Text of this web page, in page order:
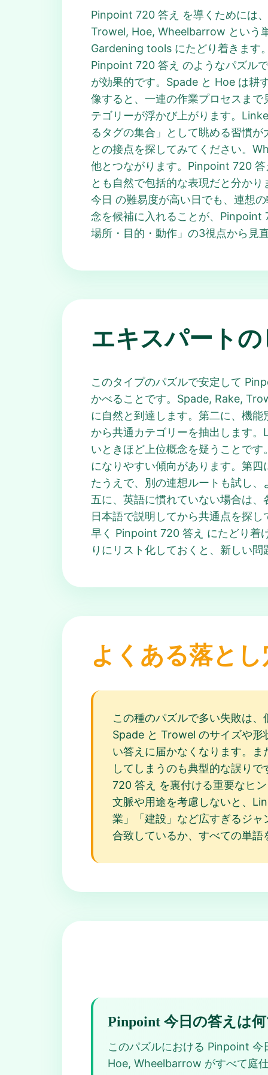
Pinpoint 720 答え を導くためには
Trowel, Hoe, Wheelbarrow という
Gardening tools にたどり着きます
Pinpoint 720 答え のようなパズル
が効果的です。Spade と Hoe は耕
像すると、一連の作業プロセスま
テゴリーが浮かび上がります。
るタグの集合」として眺める習慣
との接点を探してみてください。
他とつながります。Pinpoint 720
とも自然で包括的な表現だと分か
今日 の難易度が高い日でも、連想
念を候補に入れることが、Pinpoint
場所・目的・動作」の3視点から見
エキスパート
このタイプのパズルで安定して
かべることです。Spade, Rake,
に自然と到達します。第二に、機
から共通カテゴリーを抽出します
いときほど上位概念を疑うことで
になりやすい傾向があります。第
たうえで、別の連想ルートも試し
五に、英語に慣れていない場合は
日本語で説明してから共通点を探
早く Pinpoint 720 答え にたどり着
りにリスト化しておくと、新しい
よくある落とし
この種のパズルで多い失敗は
Spade と Trowel のサイズや
い答えに届かなくなります。
してしまうのも典型的な誤り
720 答え を裏付ける重要なヒ
文脈や用途を考慮しないと、
業」「建設」など広すぎるジ
合致しているか、すべての単
Pinpoint 今日の答えは
このパズルにおける Pinpoint
Hoe, Wheelbarrow がすべて庭